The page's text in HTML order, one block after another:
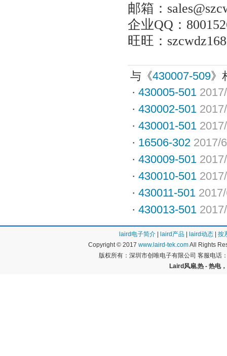
邮箱：
企业QQ ：
旺旺：
与《430007-509》
· 430005-501
· 430002-501
· 430001-501
· 16506-302 2017/
· 430009-501
· 430010-501
· 430011-501
· 430013-501
laird电子简介 laird产品 laird动态
按
Copyright © 2017 www.laird-tek.comAll Rights
版权所有：深圳市创唯电子有限公司 客服电话
Laird风扇,热 - 热电